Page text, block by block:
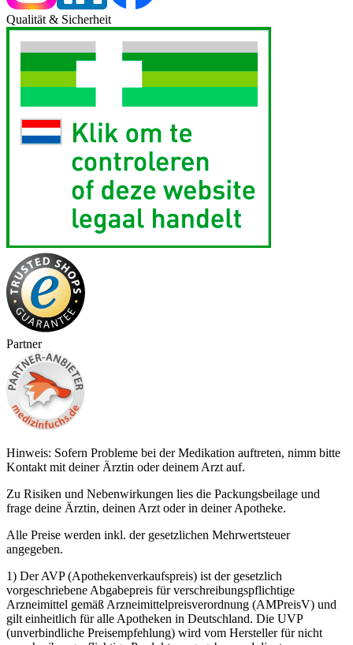
Qualität & Sicherheit
Partner
Hinweis: Sofern Probleme bei der Medikation auftreten, nimm bitte
Kontakt mit deiner Ärztin oder deinem Arzt auf.
Zu Risiken und Nebenwirkungen lies die Packungsbeilage und
frage deine Ärztin, deinen Arzt oder in deiner Apotheke.
Alle Preise werden inkl. der gesetzlichen Mehrwertsteuer
angegeben.
1) Der AVP (Apothekenverkaufspreis) ist der gesetzlich
vorgeschriebene Abgabepreis für verschreibungspflichtige
Arzneimittel gemäß Arzneimittelpreisverordnung (AMPreisV) und
gilt einheitlich für alle Apotheken in Deutschland. Die UVP
(unverbindliche Preisempfehlung) wird vom Hersteller für nicht